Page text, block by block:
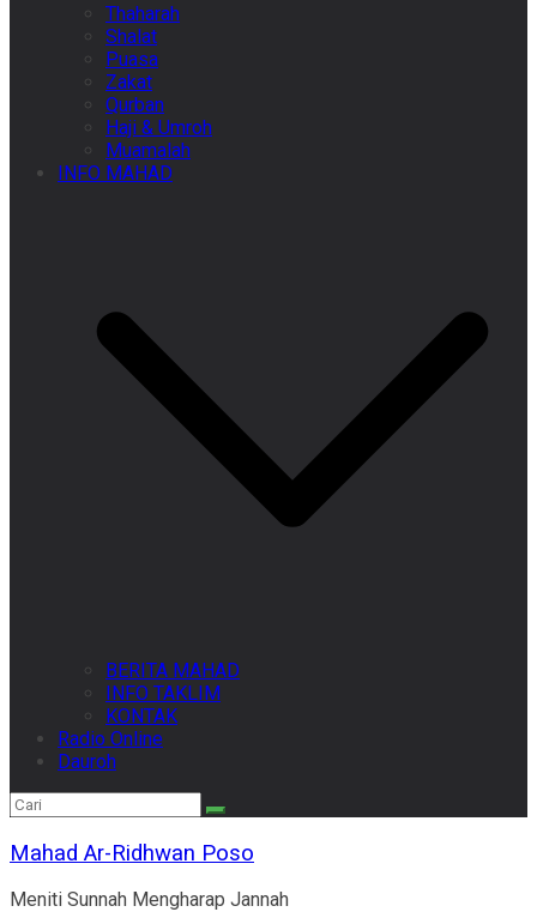
Thaharah
Shalat
Puasa
Zakat
Qurban
Haji & Umroh
Muamalah
INFO MAHAD
BERITA MAHAD
INFO TAKLIM
KONTAK
Radio Online
Dauroh
Mahad Ar-Ridhwan Poso
Meniti Sunnah Mengharap Jannah